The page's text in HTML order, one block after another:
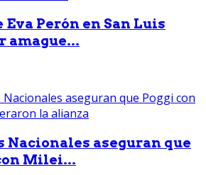
Eva Perón en San Luis
amague...
Nacionales aseguran que
Milei...